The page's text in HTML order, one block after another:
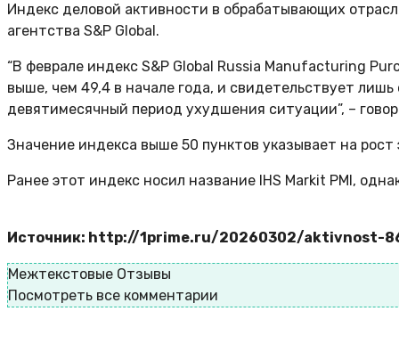
Индекс деловой активности в обрабатывающих
агентства S&P Global.
“В феврале индекс S&P Global Russia Manufacturing
выше, чем 49,4 в начале года, и свидетельствует
девятимесячный период ухудшения ситуации”, –
Значение индекса выше 50 пунктов указывает на
Ранее этот индекс носил название IHS Markit PMI,
Источник: http://1prime.ru/20260302/aktivnost-
Межтекстовые Отзывы
Посмотреть все комментарии